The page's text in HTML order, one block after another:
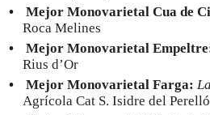
Mejor Monovarietal Cua de
Roca Melines
Mejor Monovarietal
Rius d’Or
Mejor Monovarietal Farga:
Agrícola Cat S. Isidre del Perelló